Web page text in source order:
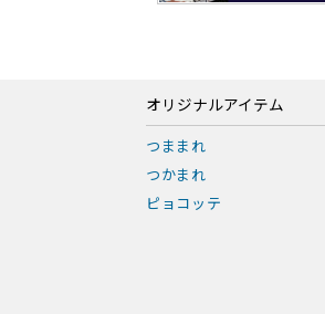
オリジナルアイテム
つままれ
つかまれ
ピョコッテ